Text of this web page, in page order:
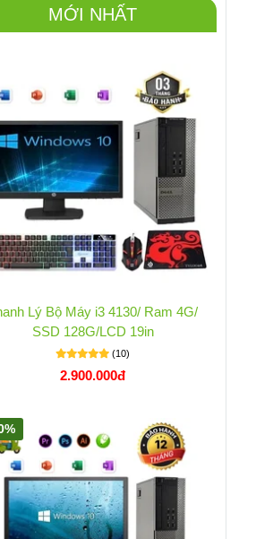
MỚI NHẤT
Lý Bộ Máy i3 4130/ Ram 4G/
SSD 128G/LCD 19in
(10)
2.900.000đ